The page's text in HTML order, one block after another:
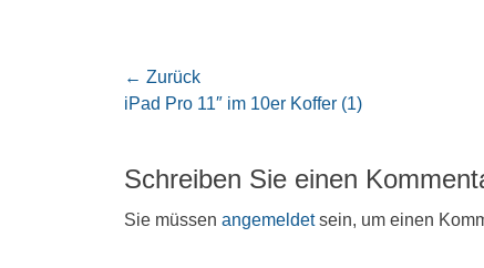
Beitragsnavigation
← Zurück
Vorheriger
iPad Pro 11″ im 10er Koffer (1)
Schreiben Sie einen
Sie müssen angemeldetsein, um einen